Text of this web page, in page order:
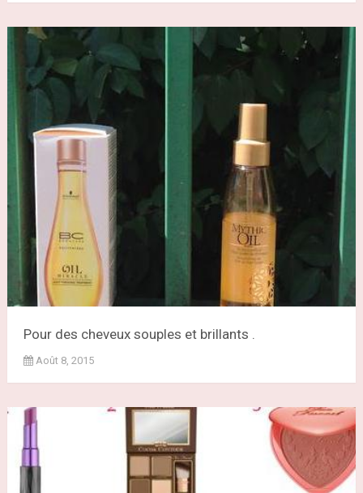
Pour des cheveux souples et brillants .
Août 8, 2015